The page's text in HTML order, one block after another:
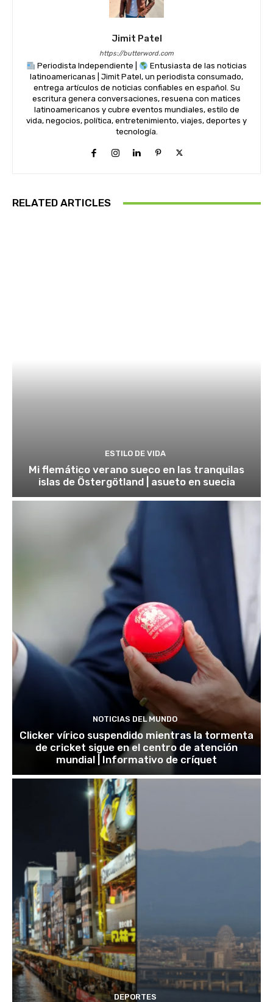
Jimit Patel
https://butterword.com
Periodista Independiente |
Entusiasta de las noticias
latinoamericanas | Jimit Patel, un periodista consumado,
entrega artículos de noticias confiables en español. Su
escritura genera conversaciones, resuena con matices
latinoamericanos y cubre eventos mundiales, estilo de
vida, negocios, política, entretenimiento, viajes, deportes y
tecnología.
RELATED ARTICLES
ESTILO DE VIDA
Mi flemático verano sueco en las tranquilas
islas de Östergötland | asueto en suecia
NOTICIAS DEL MUNDO
Clicker vírico suspendido mientras la tormenta
de cricket sigue en el centro de atención
mundial | Informativo de críquet
DEPORTES